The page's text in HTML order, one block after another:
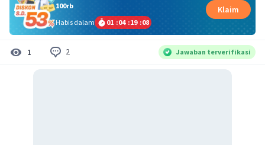
100rb
Habis dalam
01 :04 :19 :07
Klaim
1 2 Jawaban terverifikasi